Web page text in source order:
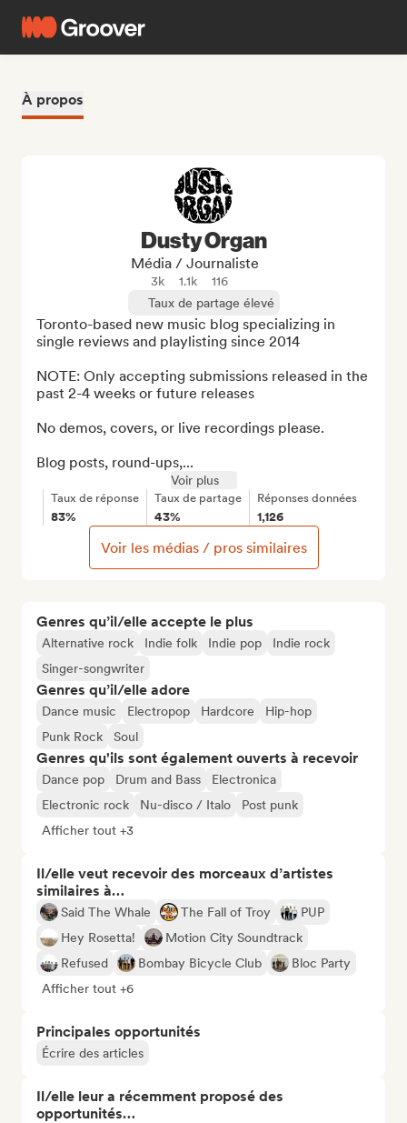
À propos
Genres qu’il/elle accepte le plus
Alternative rock Indie folk Indie pop
Indie rock
Singer-songwriter
Genres qu’il/elle adore
Dance music Electropop Hardcore
Hip-hop
Punk Rock
Soul
Genres qu'ils sont également ouverts à recevoir
Dance pop Drum and Bass
Electronica
Electronic rock
Nu-disco / Italo
Post punk
Afficher tout +3
Il/elle veut recevoir des morceaux d’artistes
similaires à…
Said The Whale The Fall of Troy
PUP
Hey Rosetta!
Motion City Soundtrack
Refused
Bombay Bicycle Club
Bloc Party
Afficher tout +6
Principales opportunités
Écrire des articles
Il/elle leur a récemment proposé des
opportunités…
Dusty Organ
Média / Journaliste
3k 1.1k
116
Taux de partage élevé
Toronto-based new music blog specializing in
single reviews and playlisting since 2014
NOTE: Only accepting submissions released in the
past 2-4 weeks or future releases
No demos, covers, or live recordings please.
Blog posts, round-ups,...
Voir plus
Taux de réponse
83%
Taux de partage
43%
Réponses données
1,126
Voir les médias / pros similaires